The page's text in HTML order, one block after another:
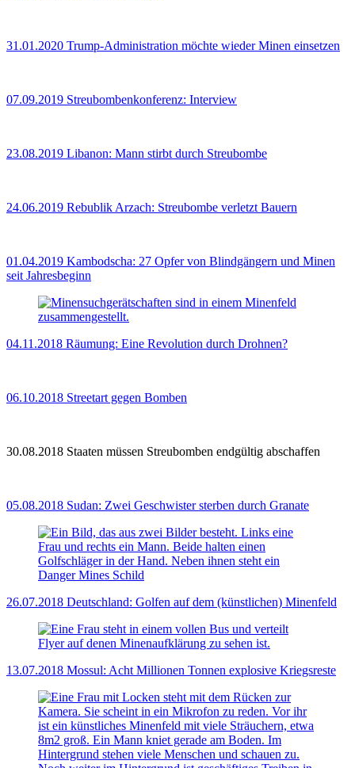
31.01.2020 Trump-Administration möchte wieder Minen einsetzen
07.09.2019 Streubombenkonferenz: Interview
23.08.2019 Libanon: Mann stirbt durch Streubombe
24.06.2019 Rebublik Arzach: Streubombe verletzt Bauern
01.04.2019 Kambodscha: 27 Opfer von Blindgängern und Minen
seit Jahresbeginn
04.11.2018 Räumung: Eine Revolution durch Drohnen?
06.10.2018 Streetart gegen Bomben
30.08.2018 Staaten müssen Streubomben endgültig abschaffen
05.08.2018 Sudan: Zwei Geschwister sterben durch Granate
26.07.2018 Deutschland: Golfen auf dem (künstlichen) Minenfeld
13.07.2018 Mossul: Acht Millionen Tonnen explosive Kriegsreste